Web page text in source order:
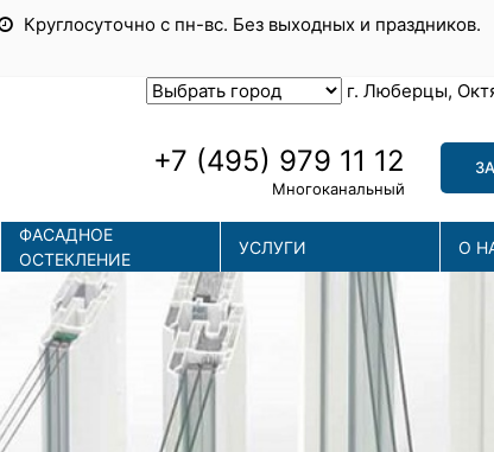
Круглосуточно с пн-вс. Без выходных и праздников.
г. Люберцы,
+7 (495) 979 11 12
Многоканальный
ФАСАДНОЕ
ОСТЕКЛЕНИЕ
УСЛУГИ О